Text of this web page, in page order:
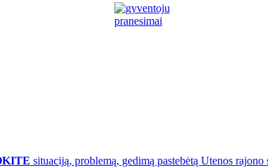
situaciją, problemą, gedimą pastebėtą Utenos